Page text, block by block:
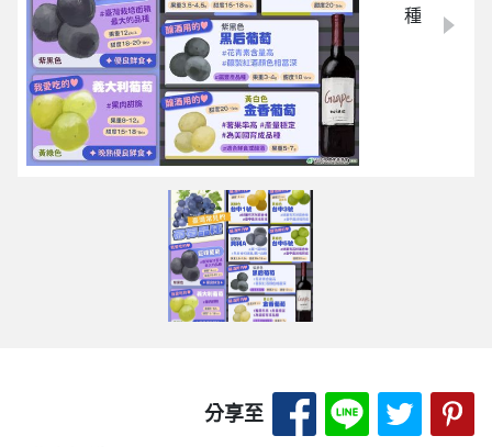
種
分享至 分享至 Facebook-
分享至分享